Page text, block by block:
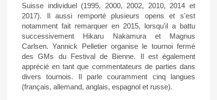
Suisse individuel (1995, 2000, 2002, 2010, 2014 et
2017). Il aussi remporté plusieurs opens et s'est
notamment fait remarquer en 2015, lorsqu'il a battu
successivement Hikaru Nakamura et Magnus
Carlsen. Yannick Pelletier organise le tournoi fermé
des GMs du Festival de Bienne. Il est également
apprécié en tant que commentateurs de parties dans
divers tournois. Il parle couramment cinq langues
(français, allemand, anglais, espagnol et russe).